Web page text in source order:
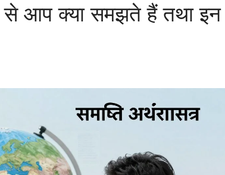
से आप क्या समझते हैं तथा इन